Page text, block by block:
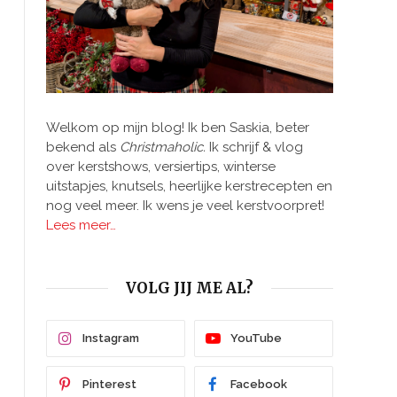
Welkom op mijn blog! Ik ben Saskia, beter
bekend als Christmaholic. Ik schrijf & vlog
over kerstshows, versiertips, winterse
uitstapjes, knutsels, heerlijke kerstrecepten en
nog veel meer. Ik wens je veel kerstvoorpret!
Lees meer…
VOLG JIJ ME AL?
Instagram YouTube
Pinterest Facebook